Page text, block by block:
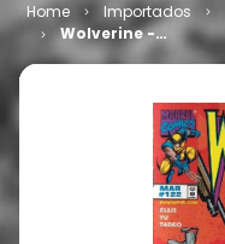
Importados
Wolverine -
Volume 1 # 122